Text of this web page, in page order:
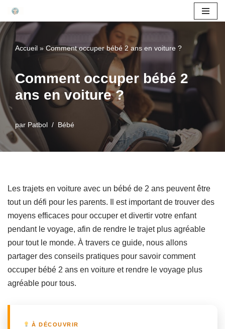
Aller
au
Accueil » Comment occuper bébé 2 ans en voiture ?
Comment occuper bébé 2
ans en voiture ?
par Patbol Bébé
Les trajets en voiture avec un bébé de 2 ans peuvent être
tout un défi pour les parents. Il est important de trouver des
moyens efficaces pour occuper et divertir votre enfant
pendant le voyage, afin de rendre le trajet plus agréable
pour tout le monde. À travers ce guide, nous allons
partager des conseils pratiques pour savoir comment
occuper bébé 2 ans en voiture et rendre le voyage plus
agréable pour tous.
À DÉCOUVRIR